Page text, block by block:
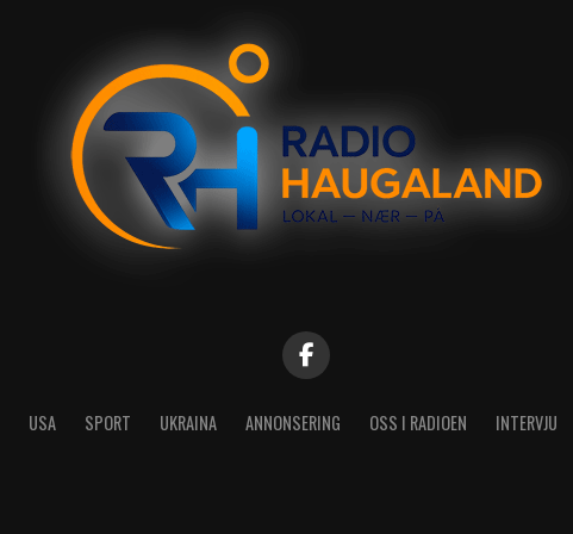
USA SPORT UKRAINA ANNONSERING OSS I RADIOEN INTERVJU